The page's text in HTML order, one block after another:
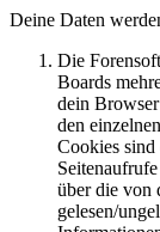
Deine Daten
Die
Boards
dein
den
Cookies
über die von
gelesen/